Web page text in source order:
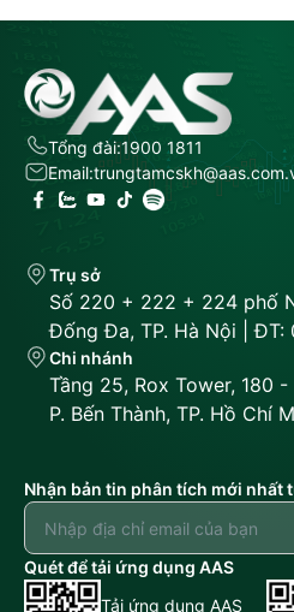
Tổng đài:1900 1811
Email:
Trụ sở
Số 220 + 222 + 224 phố
Đống Đa, TP. Hà Nội | ĐT:
Chi nhánh
Tầng 25, Rox Tower, 180
P. Bến Thành, TP. Hồ Chí
Nhận bản tin phân tích mới nhất
Quét để tải ứng dụng AAS
Tải ứng dụng AAS